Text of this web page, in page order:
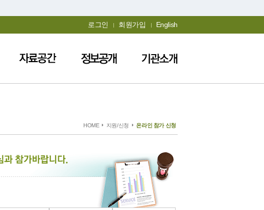
로그인 회원가입 English
HOME 지원/신청 온라인 참가 신청